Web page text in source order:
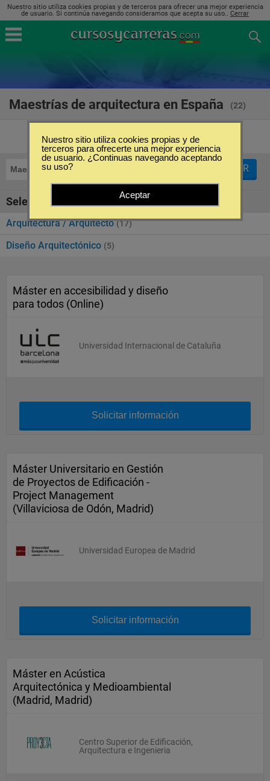
Nuestro sitio utiliza cookies propias y de terceros para ofrecer una mejor experiencia
de usuario. Si continúa navegando consideramos que acepta su uso.. Cerrar
Maestrías de arquitectura en España (22)
Maestrías FILTRAR
Seleccione la SubCategoría de "Arquitectura"
Arquitectura / Arquitecto (17)
Diseño Arquitectónico (5)
Máster en accesibilidad y diseño
para todos (Online)
Universidad Internacional de Cataluña
Solicitar información
Máster Universitario en Gestión
de Proyectos de Edificación -
Project Management
(Villaviciosa de Odón, Madrid)
Universidad Europea de Madrid
Solicitar información
Máster en Acústica
Arquitectónica y Medioambiental
(Madrid, Madrid)
Centro Superior de Edificación,
Arquitectura e Ingenieria
Nuestro sitio utiliza cookies propias y de
terceros para ofrecerte una mejor experiencia
de usuario. ¿Continuas navegando aceptando
su uso?
Aceptar